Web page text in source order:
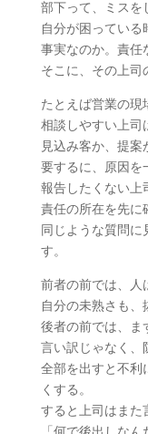
部下って、ミスを
自分が困っている
事実なのか。責任
そこに、その上司
たとえば営業の現
相談しやすい上司
見込み客か、提案
要するに、原因を
報告したくない上
責任の所在を先に
同じような質問に
す。
前者の前では、人
自分の未熟さも、
後者の前では、ま
言い訳じゃなく、
全部を出すと不利
くする。
すると上司はまた